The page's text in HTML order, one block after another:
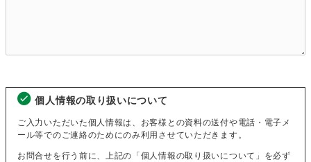
個人情報の取り扱いについて
ご入力いただいた個人情報は、お客様との資料の送付や電話・電子メ
ール等でのご連絡のためにのみ利用させていただきます。
お問合せを行う前に、上記の「個人情報の取り扱いについて」を必ず